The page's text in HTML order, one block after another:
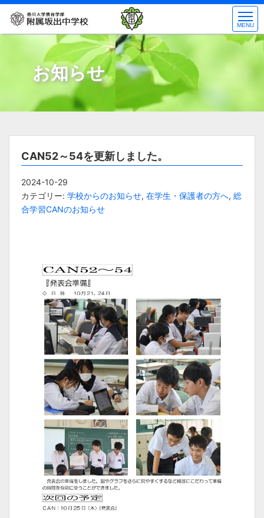
コ
テ
MENU
お知らせ
CAN52～54を更新しました。
2024-10-29
カテゴリー: 学校からのお知らせ, 在学生・保護者の方へ, 総
合学習CANのお知らせ